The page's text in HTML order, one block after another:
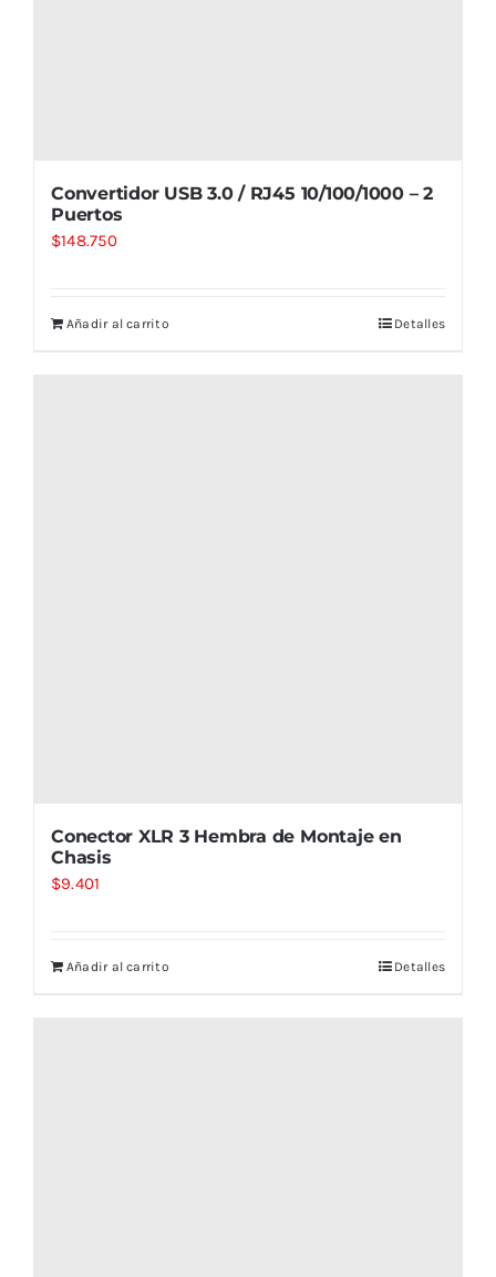
Convertidor USB 3.0 / RJ45 10/100/1000 – 2
Puertos
$148.750
Añadir al carrito Detalles
Conector XLR 3 Hembra de Montaje en
Chasis
$9.401
Añadir al carrito Detalles